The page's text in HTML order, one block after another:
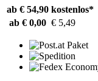
ab € 54,90 kostenlos*
ab € 0,00 € 5,49